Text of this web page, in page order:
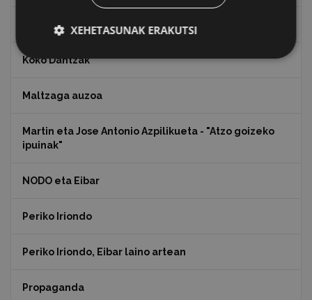
Julen Zabaletaren marrazkiak
Koko Dantzak
Maltzaga auzoa
Martin eta Jose Antonio Azpilikueta - "Atzo goizeko
ipuinak"
NODO eta Eibar
Periko Iriondo
Periko Iriondo, Eibar laino artean
Propaganda
XEHETASUNAK ERAKUTSI